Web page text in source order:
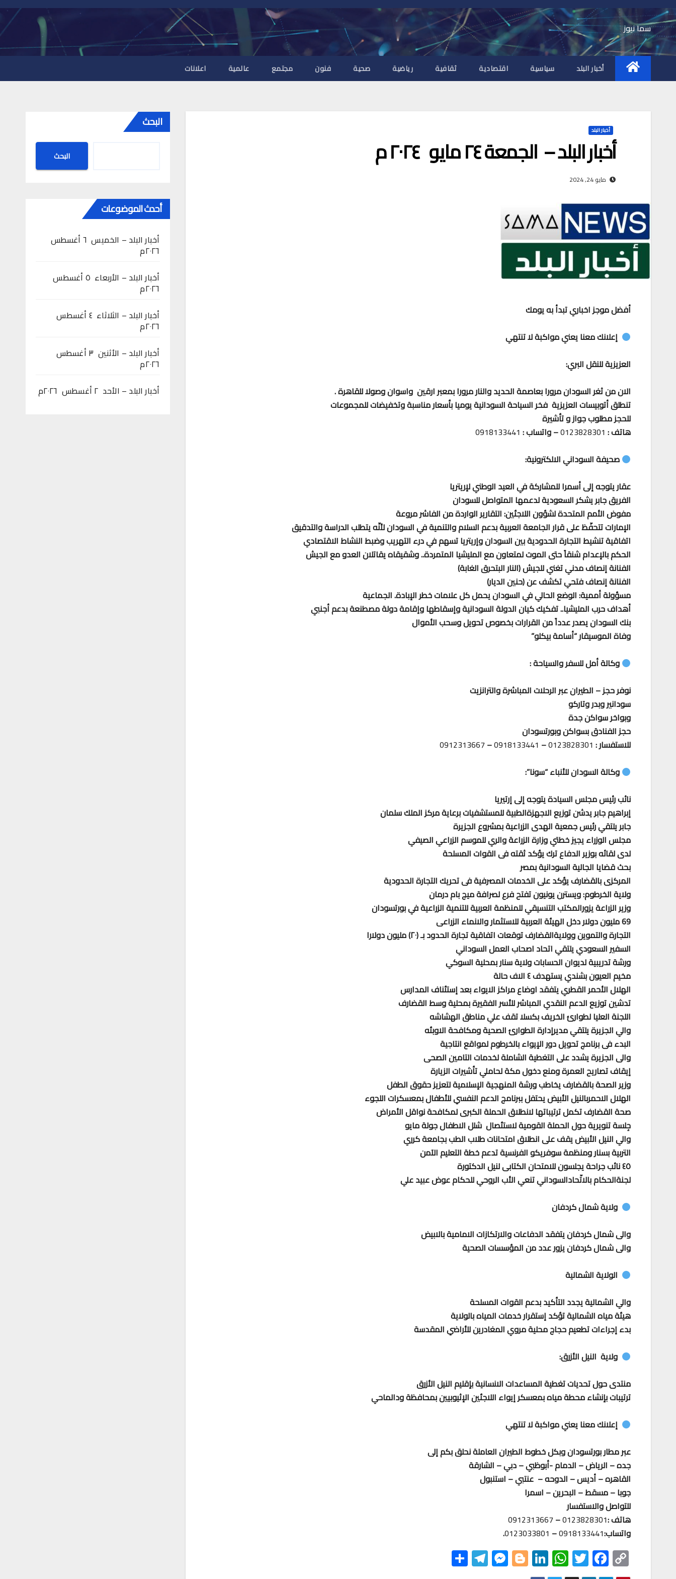
Skip
to
content
سما نيوز
أخبار البلد سياسية اقتصادية ثقافية رياضية صحية فنون مجتمع عالمية اعلانات
أخبار البلد
أخبار البلد – الجمعة ٢٤ مايو ٢٠٢٤ م
مايو 24, 2024
أفضل موجز اخباري تبدأ به يومك
إعلانك معنا يعني مواكبة لا تنتهي
العزيزية للنقل البري:
الان من ثغر السودان مرورا بعاصمة الحديد والنار مرورا بمعبر ارقين واسوان وصولا للقاهرة .
تنطلق أتوبيسات العزيزية فخر السياحة السودانية يوميا بأسعار مناسبة وتخفيضات للمجموعات
للحجز مطلوب جواز و تأشيرة
هاتف : 0123828301– واتساب : 0918133441
صحيفة السوداني الالكترونية:
عقار يتوجه إلى أسمرا للمشاركة في العيد الوطني لإريتريا
الفريق جابر يشكر السعودية لدعمها المتواصل للسودان
مفوض الأمم المتحدة لشؤون اللاجئين: التقارير الواردة من الفاشر مروعة
الإمارات تتحفّظ على قرار الجامعة العربية بدعم السلام والتنمية في السودان لأنّه يتطلب الدراسة والتدقيق
اتفاقية تنشيط التجارة الحدودية بين السودان وإريتريا تسهم في درء التهريب وضبط النشاط الاقتصادي
الحكم بالإعدام شنقاً حتى الموت لمتعاون مع المليشيا المتمردة.. وشقيقاه يقاتلان العدو مع الجيش
الفنانة إنصاف مدني تغني للجيش (النار البتحرق الغابة)
الفنانة إنصاف فتحي تكشف عن (حنين الديار)
مسؤولة أممية: الوضع الحالي في السودان يحمل كل علامات خطر الإبادة. الجماعية
أهداف حرب المليشيا.. تفكيك كيان الدولة السودانية وإسقاطها وإقامة دولة مصطنعة بدعم أجنبي
بنك السودان يصدر عدداً من القرارات بخصوص تحويل وسحب الأموال
وفاة الموسيقار “أسامة بيكلو”
وكالة أمل للسفر والسياحة :
نوفر حجز – الطيران عبر الرحلات المباشرة والترانزيت
سودانير وبدر وتاركو
وبواخر سواكن جدة
حجز الفنادق بسواكن وبورتسودان
للاستفسار : 0123828301
–
0918133441
–
0912313667
وكالة السودان للأنباء “سونا”:
نائب رئيس مجلس السيادة يتوجه إلى إرتيريا
إبراهيم جابر يدشن توزيع الاجهزةالطبية للمستشفيات برعاية مركز الملك سلمان
جابر يلتقي رئيس جمعية الهدى الزراعية بمشروع الجزيرة
مجلس الوزراء يجيز خطتي وزارة الزراعة والري للموسم الزراعي الصيفي
لدى لقائه بوزير الدفاع ترك يؤكد ثقته فى القوات المسلحة
بحث قضايا الجالية السودانية بمصر
المركزى بالقضارف يؤكد على الخدمات المصرفية فى تحريك التجارة الحدودية
ولاية الخرطوم: ويسترن يونيون تفتح فرع لصرافة ميج بام درمان
وزير الزراعة يزورالمكتب التنسيقي للمنظمة العربية للتنمية الزراعية في بورتسودان
69 مليون دولار دخل الهيئة العربية للاستثمار واﻻنماء الزراعى
التجارة والتموين وولايةالقضارف توقعات اتفاقية تجارة الحدود بـ (٢٠) مليون دولارا
السفير السعودي يلتقي اتحاد اصحاب العمل السوداني
ورشة تدريبية لديوان الحسابات ولاية سنار بمحلية السوكي
مخيم العيون بشندي يستهدف ٤ الاف حالة
الهلال الأحمر القطري يتفقد اوضاع مراكز الايواء بعد إستئناف المدارس
تدشين توزيع الدعم النقدي المباشر للأسر الفقيرة بمحلية وسط القضارف
اللجنة العليا لطوارئ الخريف بكسلا تقف علي مناطق الهشاشه
والي الجزيرة يلتقي مديرإدارة الطوارئ الصحية ومكافحة الاوبئه
البدء فى برنامج تحويل دور الإيواء بالخرطوم لمواقع انتاجية
والى الجزيرة يشدد على التغطية الشاملة لخدمات التامين الصحى
إيقاف تصاريح العمرة ومنع دخول مكة لحاملي تأشيرات الزيارة
وزير الصحة بالقضارف يخاطب ورشة المنهجية الإسلامية لتعزيز حقوق الطفل
الهلال الاحمربالنيل الأبيض يحتفل ببرنامج الدعم النفسي للأطفال بمعسكرات اللجوء
صحة القضارف تكمل ترتيباتها لانطلاق الحملة الكبرى لمكافحة نواقل الأمراض
جِلسة تنويرية حول الحملة القومية لاستئصال شلل الاطفال جولة مايو
والي النيل الأبيض يقف على انطلاق امتحانات طلاب الطب بجامعة كرري
التربية بسنار ومنظمة سوفريكو الفرنسية تدعم خطة التعليم الآمن
٤٥ نائب جراحة يجلسون للامتحان الكتابى لنيل الدكتورة
لجنةالحكام بالاتّحادالسوداني تنعي الأب الروحي للحكام عوض عبيد علي
ولاية شمال كردفان
والى شمال كردفان يتفقد الدفاعات واﻻرتكازات اﻻمامية بالابيض
والى شمال كردفان يزور عدد من المؤسسات الصحية
الولاية الشمالية
والي الشمالية يجدد التأكيد بدعم القوات المسلحة
هيئة مياه الشمالية تؤكد إستقرار خدمات المياه بالولاية
بدء إجراءات تطعيم حجاج محلية مروي المغادرين للأراضي المقدسة
ولاية النيل الأزرق:
منتدى حول تحديات تغطية المساعدات الانسانية بإقليم النيل الأزرق
ترتيبات بإنشاء محطة مياه بمعسكر إيواء اللاجئين الإثيوبيين بمحافظة ودالماحي
إعلانك معنا يعني مواكبة لا تنتهي
عبر مطار بورتسودان وبكل خطوط الطيران العاملة نحلق بكم إلى
جده – الرياض – الدمام -أبوظبي – دبي – الشارقة
القاهره – أديس – الدوحه – عنتبي – استنبول
جوبا – مسقط – البحرين – اسمرا
للتواصل والاستفسار
هاتف :0123828301
–
0912313667
واتساب:0918133441
–
0123033801
.
C
F
T
W
Li
Bl
M
Te
البحث
البحث
أحدث الموضوعات
أخبار البلد – الخميس ٦ أغسطس
٢٠٢٦م
أخبار البلد – الأربعاء ٥ أغسطس
٢٠٢٦م
أخبار البلد – الثلاثاء ٤ أغسطس
٢٠٢٦م
أخبار البلد – الأثنين ٣ أغسطس
٢٠٢٦م
أخبار البلد – الأحد ٢ أغسطس ٢٠٢٦م